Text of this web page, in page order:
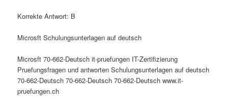
Korrekte Antwort: B
Microsft Schulungsunterlagen auf deutsch
Microsft 70-662-Deutsch it-pruefungen IT-Zertifizierung
Pruefungsfragen und antworten Schulungsunterlagen auf deutsch
70-662-Deutsch 70-662-Deutsch 70-662-Deutsch www.it-
pruefungen.ch